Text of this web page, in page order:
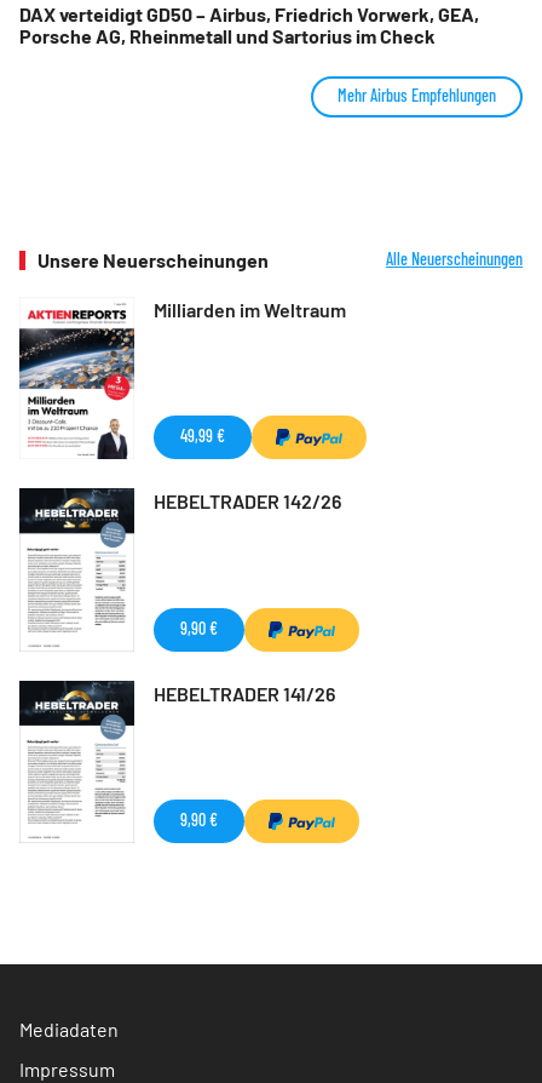
DAX verteidigt GD50 – Airbus, Friedrich Vorwerk, GEA,
Porsche AG, Rheinmetall und Sartorius im Check
Mehr Airbus Empfehlungen
Unsere Neuerscheinungen Alle Neuerscheinungen
Milliarden im Weltraum
49,99 €
HEBELTRADER 142/26
9,90 €
HEBELTRADER 141/26
9,90 €
Mediadaten
Impressum